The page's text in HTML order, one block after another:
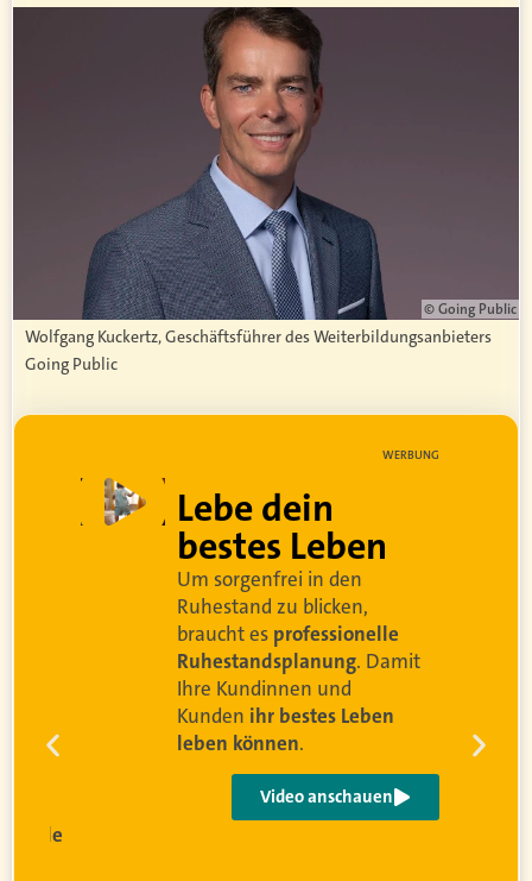
© Going Public
Wolfgang Kuckertz, Geschäftsführer des Weiterbildungsanbieters
Going Public
WERBUNG
Lebe dein
bestes Leben
Um sorgenfrei in den
Ruhestand zu blicken,
braucht es professionelle
Ruhestandsplanung. Damit
Ihre Kundinnen und
Kunden ihr bestes Leben
leben können.
Video anschauen